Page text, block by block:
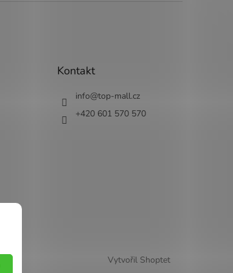
Kontakt
info@top-mall.cz
+420 601 570 570
Vytvořil Shoptet